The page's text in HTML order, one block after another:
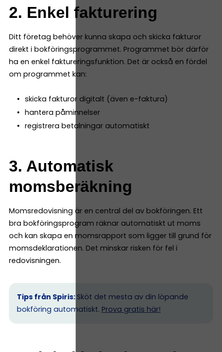
2. Enkel fakturering
Ditt företag behöver kunna skapa och skicka fakturor
direkt i bokföringsprogrammet. Programmet bör därför
ha en enkel faktureringsfunktion. Det är också en fördel
om programmet kan:
skicka fakturor digitalt (även e-faktura)
hantera påminnelser
registrera betalningar automatiskt
3. Automatisk
momsberäkning
Momsredovisning är en central del av bokföringen. Ett
bra bokföringsprogram räknar automatiskt ut moms
och kan skapa en momsrapport som ligger till grund för
momsdeklarationen. Det minskar risken för fel i
redovisningen.
Tips från Spiris: Sköt det mesta av din löpande
bokföring automatiskt. Prova gratis här!